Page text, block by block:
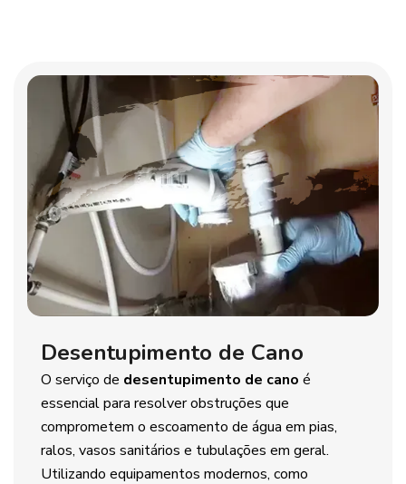
Desentupimento de Cano
O serviço de desentupimento de cano é
essencial para resolver obstruções que
comprometem o escoamento de água em pias,
ralos, vasos sanitários e tubulações em geral.
Utilizando equipamentos modernos, como